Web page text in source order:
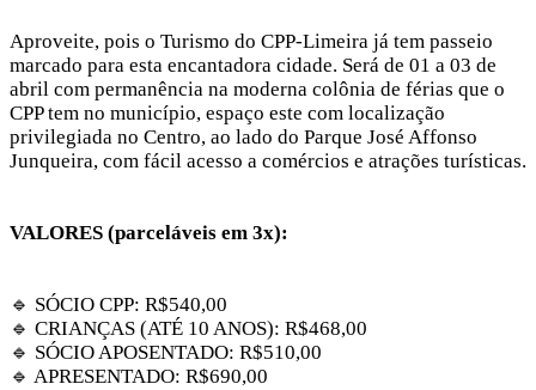
Aproveite, pois o Turismo do CPP-Limeira já tem passeio
marcado para esta encantadora cidade. Será de 01 a 03 de
abril com permanência na moderna colônia de férias que o
CPP tem no município, espaço este com localização
privilegiada no Centro, ao lado do Parque José Affonso
Junqueira, com fácil acesso a comércios e atrações turísticas.
VALORES (parceláveis em 3x):
🔹 SÓCIO CPP: R$540,00
🔹 CRIANÇAS (ATÉ 10 ANOS): R$468,00
🔹 SÓCIO APOSENTADO: R$510,00
🔹 APRESENTADO: R$690,00